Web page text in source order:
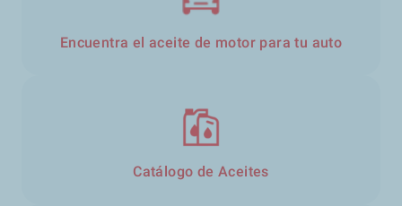
Encuentra el aceite de motor para tu auto
Catálogo de Aceites